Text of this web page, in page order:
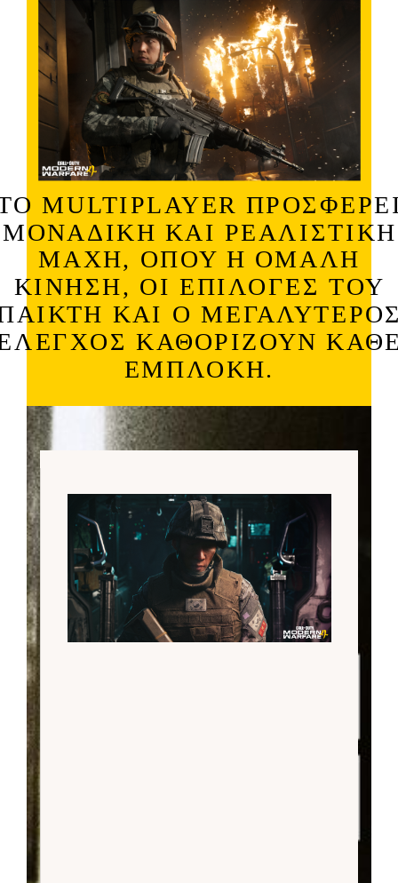
MULTIPLAYER
ΜΟΝΑΔΙΚΉ ΚΑΙ ΡΕΑΛΙΣΤΙΚΉ
ΜΆΧΗ, ΌΠΟΥ Η ΟΜΑΛΉ
ΚΊΝΗΣΗ, ΟΙ ΕΠΙΛΟΓΈΣ ΤΟΥ
ΚΑΙ Ο
ΚΑΘΟΡΊΖΟΥΝ
ΕΜΠΛΟΚΉ.